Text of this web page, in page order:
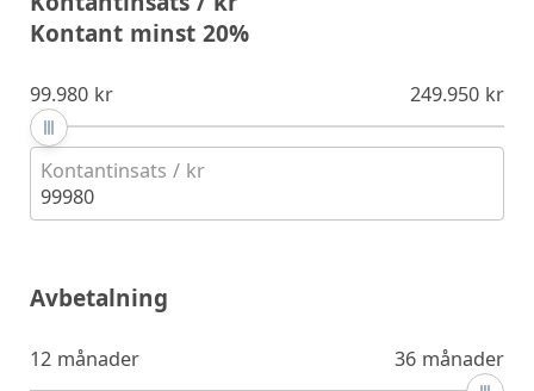
Kontant minst 20%
99.980 kr 249.950 kr
Kontantinsats / kr
99980
Avbetalning
12 månader 36 månader